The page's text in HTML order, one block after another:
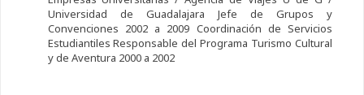
Universidad de Guadalajara Jefe de Grupos y
Convenciones 2002 a 2009 Coordinación de Servicios
Estudiantiles Responsable del Programa Turismo Cultural
y de Aventura 2000 a 2002